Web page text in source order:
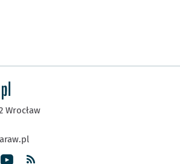
Wrocław